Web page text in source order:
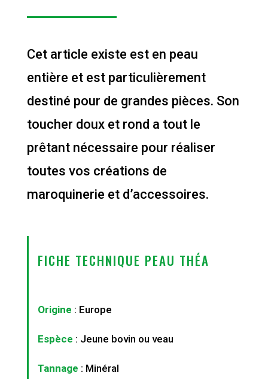
Cet article existe est en peau
entière et est particulièrement
destiné pour de grandes pièces. Son
toucher doux et rond a tout le
prêtant nécessaire pour réaliser
toutes vos créations de
maroquinerie et d’accessoires.
FICHE TECHNIQUE PEAU THÉA
Origine : Europe
Espèce : Jeune bovin ou veau
Tannage : Minéral